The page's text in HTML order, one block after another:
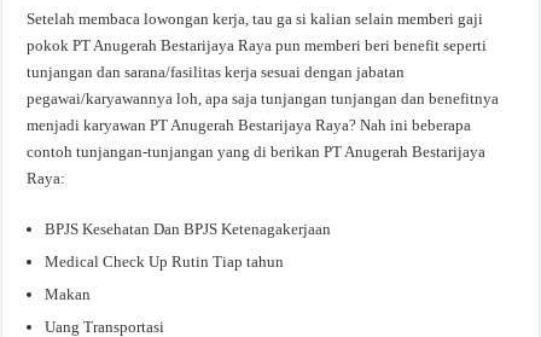
Setelah membaca lowongan kerja, tau ga si kalian selain memberi gaji
pokok PT Anugerah Bestarijaya Raya pun memberi beri benefit seperti
tunjangan dan sarana/fasilitas kerja sesuai dengan jabatan
pegawai/karyawannya loh, apa saja tunjangan tunjangan dan benefitnya
menjadi karyawan PT Anugerah Bestarijaya Raya? Nah ini beberapa
contoh tunjangan-tunjangan yang di berikan PT Anugerah Bestarijaya
Raya:
BPJS Kesehatan Dan BPJS Ketenagakerjaan
Medical Check Up Rutin Tiap tahun
Makan
Uang Transportasi